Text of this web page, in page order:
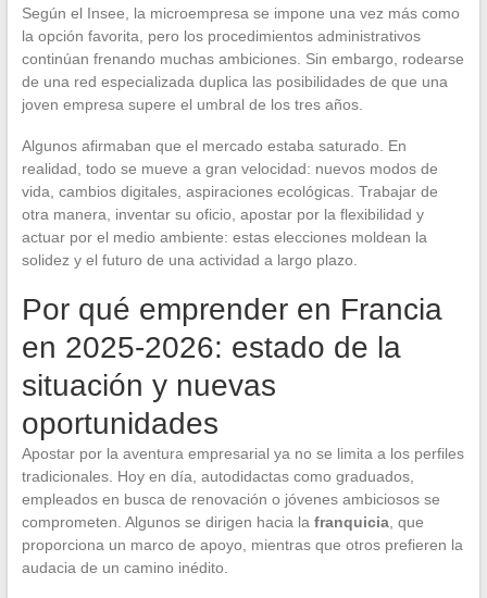
Según el Insee, la microempresa se impone una vez más como
la opción favorita, pero los procedimientos administrativos
continúan frenando muchas ambiciones. Sin embargo, rodearse
de una red especializada duplica las posibilidades de que una
joven empresa supere el umbral de los tres años.
Algunos afirmaban que el mercado estaba saturado. En
realidad, todo se mueve a gran velocidad: nuevos modos de
vida, cambios digitales, aspiraciones ecológicas. Trabajar de
otra manera, inventar su oficio, apostar por la flexibilidad y
actuar por el medio ambiente: estas elecciones moldean la
solidez y el futuro de una actividad a largo plazo.
Por qué emprender en Francia
en 2025-2026: estado de la
situación y nuevas
oportunidades
Apostar por la aventura empresarial ya no se limita a los perfiles
tradicionales. Hoy en día, autodidactas como graduados,
empleados en busca de renovación o jóvenes ambiciosos se
comprometen. Algunos se dirigen hacia la franquicia, que
proporciona un marco de apoyo, mientras que otros prefieren la
audacia de un camino inédito.